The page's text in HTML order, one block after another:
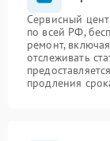
Сервисный
по всей РФ,
ремонт,
отслеживать
продления